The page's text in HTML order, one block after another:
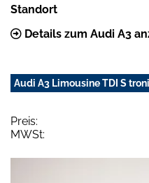
Standort
Details zum Audi A3
Audi A3 Limousine TDI S
Preis:
MWSt: